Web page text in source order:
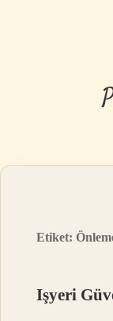
Etiket:
Işyeri